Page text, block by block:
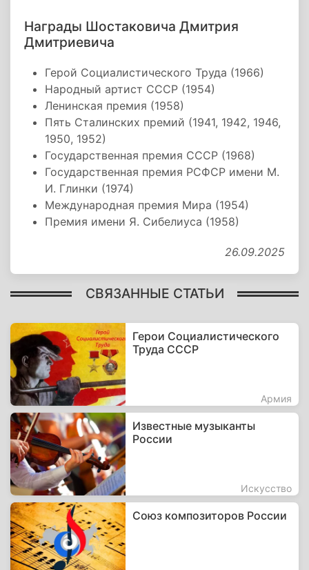
Награды Шостаковича Дмитрия
Дмитриевича
Герой Социалистического Труда (1966)
Народный артист СССР (1954)
Ленинская премия (1958)
Пять Сталинских премий (1941, 1942, 1946,
1950, 1952)
Государственная премия СССР (1968)
Государственная премия РСФСР имени М.
И. Глинки (1974)
Международная премия Мира (1954)
Премия имени Я. Сибелиуса (1958)
26.09.2025
СВЯЗАННЫЕ СТАТЬИ
Герои Социалистического
Труда СССР
Армия
Известные музыканты
России
Искусство
Союз композиторов России